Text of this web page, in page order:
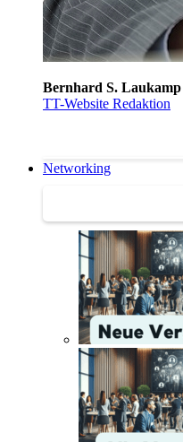
Bernhard S. Laukamp
TT-Website Redaktion
Networking